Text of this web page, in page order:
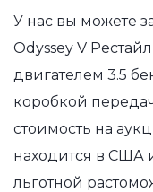
У нас вы можете
Odyssey V
двигателем 3.5
коробкой
стоимость на
находится в США
льготной